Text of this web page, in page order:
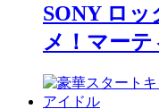
SONY ロ
メ！マー